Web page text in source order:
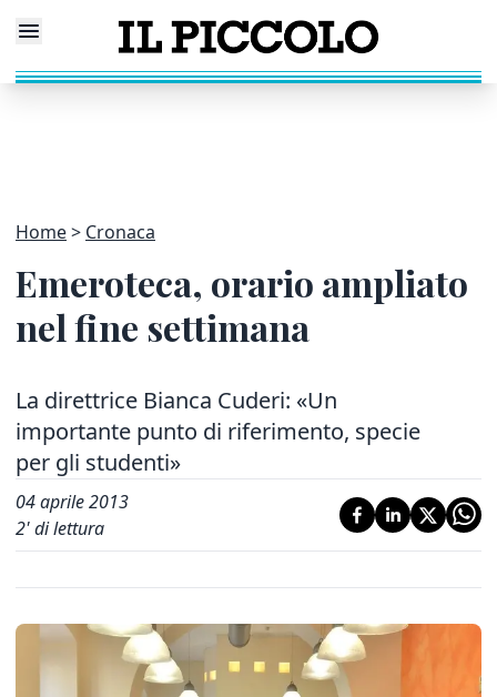
Home Cronaca
Emeroteca, orario ampliato
nel fine settimana
La direttrice Bianca Cuderi: «Un
importante punto di riferimento, specie
per gli studenti»
04 aprile 2013
2' di lettura